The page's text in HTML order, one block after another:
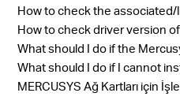
How to check the
How to check driver version
What should I do if the
What should I do if I cannot
MERCUSYS Ağ Kartları için